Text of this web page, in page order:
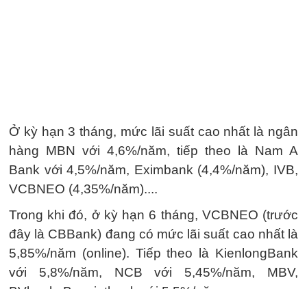
Ở kỳ hạn 3 tháng, mức lãi suất cao nhất là ngân
hàng MBN với 4,6%/năm, tiếp theo là Nam A
Bank với 4,5%/năm, Eximbank (4,4%/năm), IVB,
VCBNEO (4,35%/năm)....
Trong khi đó, ở kỳ hạn 6 tháng, VCBNEO (trước
đây là CBBank) đang có mức lãi suất cao nhất là
5,85%/năm (online). Tiếp theo là KienlongBank
với 5,8%/năm, NCB với 5,45%/năm, MBV,